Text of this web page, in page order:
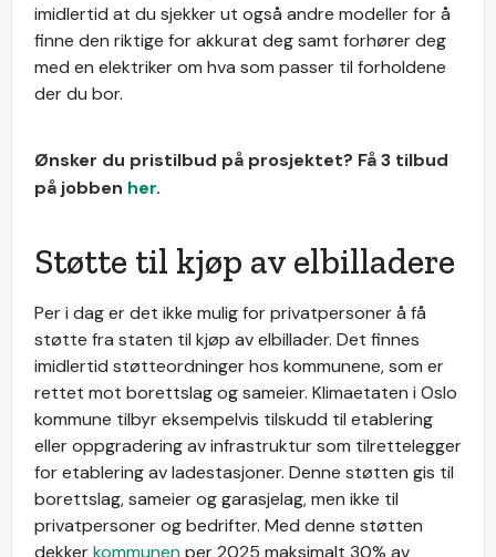
imidlertid at du sjekker ut også andre modeller for å
finne den riktige for akkurat deg samt forhører deg
med en elektriker om hva som passer til forholdene
der du bor.
Ønsker du pristilbud på prosjektet? Få 3 tilbud
på jobben her.
Støtte til kjøp av elbilladere
Per i dag er det ikke mulig for privatpersoner å få
støtte fra staten til kjøp av elbillader. Det finnes
imidlertid støtteordninger hos kommunene, som er
rettet mot borettslag og sameier. Klimaetaten i Oslo
kommune tilbyr eksempelvis tilskudd til etablering
eller oppgradering av infrastruktur som tilrettelegger
for etablering av ladestasjoner. Denne støtten gis til
borettslag, sameier og garasjelag, men ikke til
privatpersoner og bedrifter. Med denne støtten
dekkerkommunenper 2025 maksimalt 30% av